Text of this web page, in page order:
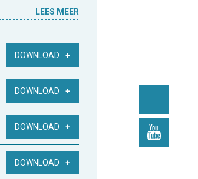
LEES MEER
DOWNLOAD
DOWNLOAD
DOWNLOAD
DOWNLOAD